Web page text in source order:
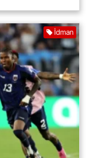
İdman